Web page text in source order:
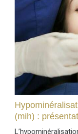
(mih) :